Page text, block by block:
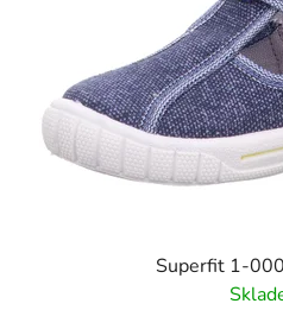
Superfit 1-